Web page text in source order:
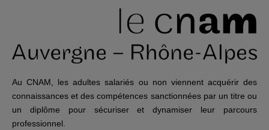
Au CNAM, les adultes salariés ou non viennent acquérir des
connaissances et des compétences sanctionnées par un titre ou
un diplôme pour sécuriser et dynamiser leur parcours
professionnel.